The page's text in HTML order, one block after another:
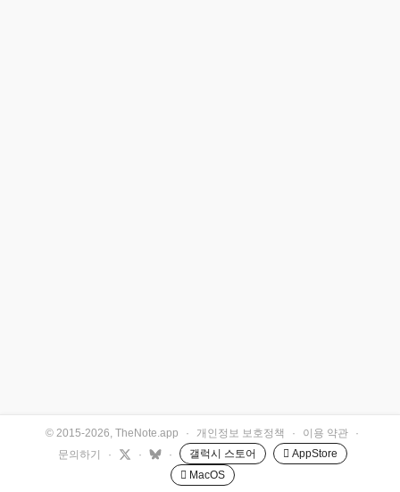
© 2015-2026, TheNote.app · 개인정보 보호정책 · 이용 약관
·
문의하기
· · · 갤럭시 스토어
 AppStore
 MacOS